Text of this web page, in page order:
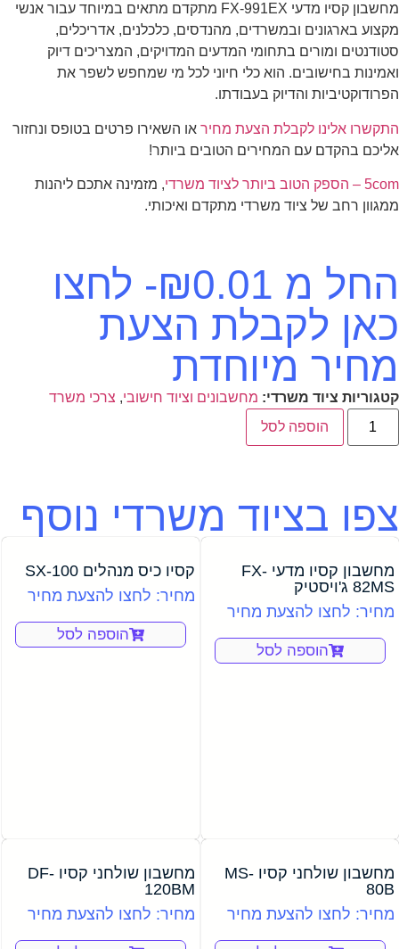
מחשבון קסיו מדעי FX-991EX מתקדם מתאים במיוחד עבור אנשי
מקצוע בארגונים ובמשרדים, מהנדסים, כלכלנים, אדריכלים,
סטודנטים ומורים בתחומי המדעים המדויקים, המצריכים דיוק
ואמינות בחישובים. הוא כלי חיוני לכל מי שמחפש לשפר את
הפרודוקטיביות והדיוק בעבודתו.
התקשרו אלינו לקבלת הצעת מחיר או השאירו פרטים בטופס ונחזור
אליכם בהקדם עם המחירים הטובים ביותר!
5com – הספק הטוב ביותר לציוד משרדי
, מזמינה אתכם ליהנות
ממגוון רחב של ציוד משרדי מתקדם ואיכותי.
החל מ ₪0.01
- לחצו
כאן לקבלת הצעת
מחיר מיוחדת
קטגוריות ציוד משרדי: מחשבונים וציוד חישובי, צרכי משרד
הוספה לסל
צפו בציוד משרדי נוסף
מחשבון קסיו מדעי FX-
82MS ג'ויסטיק
מחיר: לחצו להצעת מחיר
הוספה לסל
קסיו כיס מנהלים SX-100
מחיר: לחצו להצעת מחיר
הוספה לסל
מחשבון שולחני קסיו MS-
80B
מחיר: לחצו להצעת מחיר
מחשבון שולחני קסיו DF-
120BM
מחיר: לחצו להצעת מחיר